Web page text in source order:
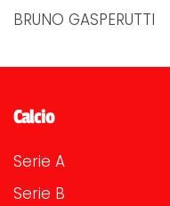
BRUNO GASPERUTTI
Calcio
Serie A
Serie B